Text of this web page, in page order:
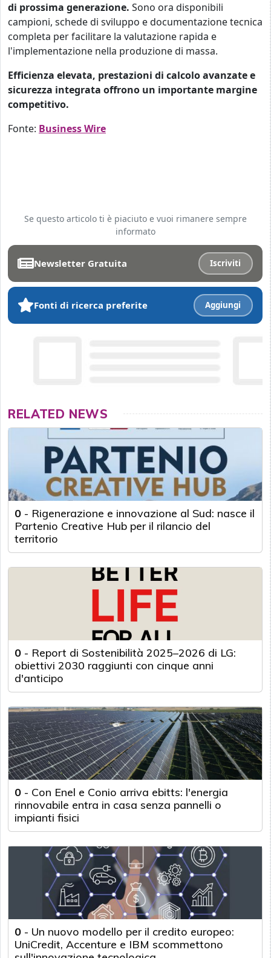
di prossima generazione. Sono ora disponibili
campioni, schede di sviluppo e documentazione tecnica
completa per facilitare la valutazione rapida e
l'implementazione nella produzione di massa.
Efficienza elevata, prestazioni di calcolo avanzate e
sicurezza integrata offrono un importante margine
competitivo.
Fonte: Business Wire
Se questo articolo ti è piaciuto e vuoi rimanere sempre
informato
Newsletter Gratuita Iscriviti
Fonti di ricerca preferite Aggiungi
RELATED NEWS
0 - Rigenerazione e innovazione al Sud: nasce il
Partenio Creative Hub per il rilancio del
territorio
0 - Report di Sostenibilità 2025–2026 di LG:
obiettivi 2030 raggiunti con cinque anni
d'anticipo
0 - Con Enel e Conio arriva ebitts: l'energia
rinnovabile entra in casa senza pannelli o
impianti fisici
0 - Un nuovo modello per il credito europeo:
UniCredit, Accenture e IBM scommettono